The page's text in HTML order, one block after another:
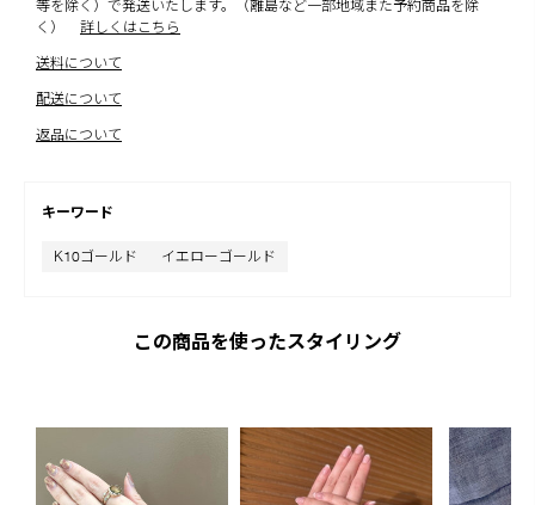
等を除く）で発送いたします。（離島など一部地域また予約商品を除
く）
詳しくはこちら
送料について
配送について
返品について
キーワード
K10ゴールド イエローゴールド
この商品を使ったスタイリング